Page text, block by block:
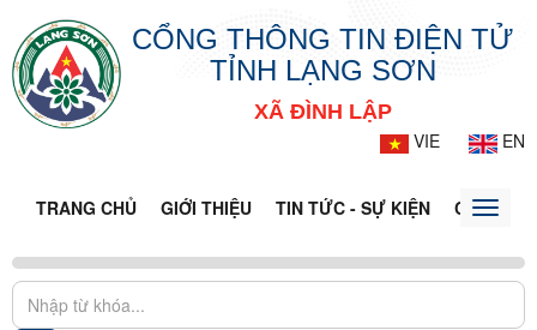
CỔNG THÔNG TIN ĐIỆN TỬ
TỈNH LẠNG SƠN
XÃ ĐÌNH LẬP
VIE
EN
TRANG CHỦ GIỚI THIỆU TIN TỨC - SỰ KIỆN CỔNGToggle